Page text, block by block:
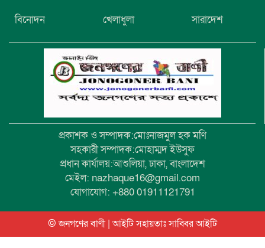
উচ্চ বিদ্যালয়ের ৮১তম বার্ষিক ক্রীড়া
বিনোদন খেলাধুলা সারাদেশ
প্রকাশক ও সম্পাদক:মোঃনাজমুল হক মণি
সহকারী সম্পাদক:মোহাম্মদ ইউসুফ
প্রধান কার্যালয়:আশুলিয়া, ঢাকা, বাংলাদেশ
মেইল: nazhaque16@gmail.com
যোগাযোগ: +880 01911121791
© জনগণের বাণী | আইটি সহায়তাঃসাব্বির আইটি